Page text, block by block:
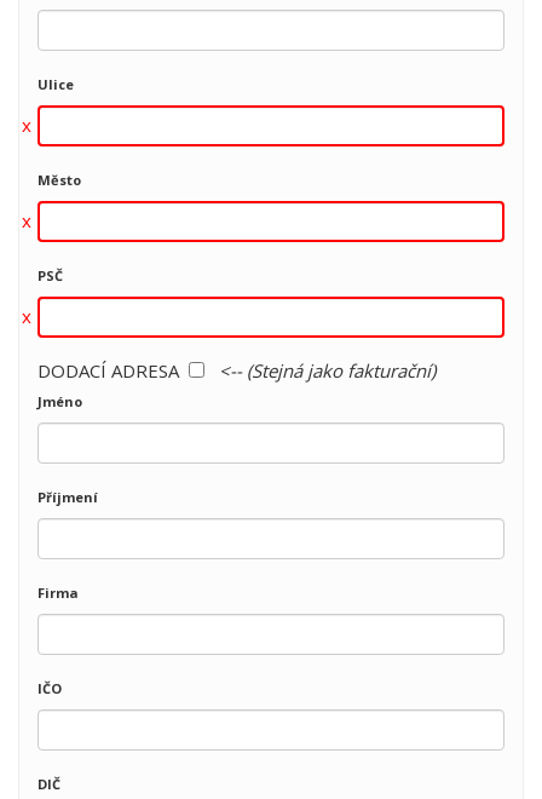
Ulice
Město
PSČ
DODACÍ ADRESA <-- (Stejná jako fakturační)
Jméno
Příjmení
Firma
IČO
DIČ